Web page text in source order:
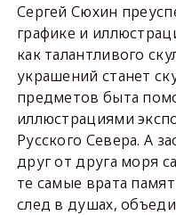
Сергей Сюхин
графике и
как талантливого
украшений станет
предметов быта
иллюстрациями
Русского Севера. А
друг от друга моря
те самые врата
след в душах,